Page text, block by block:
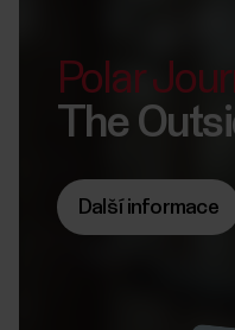
Polar
The
Další informace